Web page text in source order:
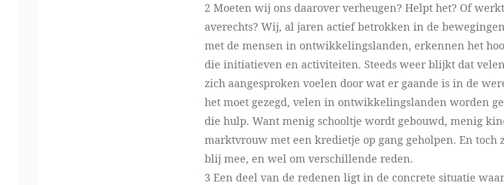
2 Moeten wij ons daarover verheugen? Helpt het? Of
averechts? Wij, al jaren actief betrokken in de
met de mensen in ontwikkelingslanden, erkennen het
die initiatieven en activiteiten. Steeds weer blijkt dat
zich aangesproken voelen door wat er gaande is in de
het moet gezegd, velen in ontwikkelingslanden worden
die hulp. Want menig schooltje wordt gebouwd, menig
marktvrouw met een kredietje op gang geholpen. En
blij mee, en wel om verschillende reden.
3 Een deel van de redenen ligt in de concrete situatie